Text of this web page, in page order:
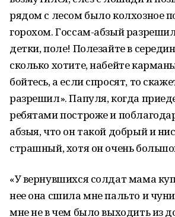
рядом с лесом было колхозное
горохом. Госсам-абзый
детки, поле! Полезайте в
сколько хотите, набейте
бойтесь, а если спросят, то
разрешил». Папуля, когда
ребятами построже и
абзыя, что он такой добрый и
страшный, хотя он очень
«У вернувшихся солдат мама
нее она сшила мне пальто и чуни
мне не в чем было выходить из